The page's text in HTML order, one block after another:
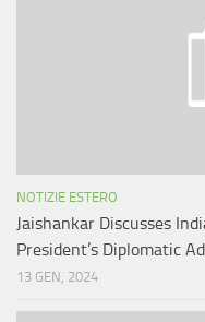
NOTIZIE ESTERO
Jaishankar Discusses
President’s Diplomatic
13 GEN, 2024